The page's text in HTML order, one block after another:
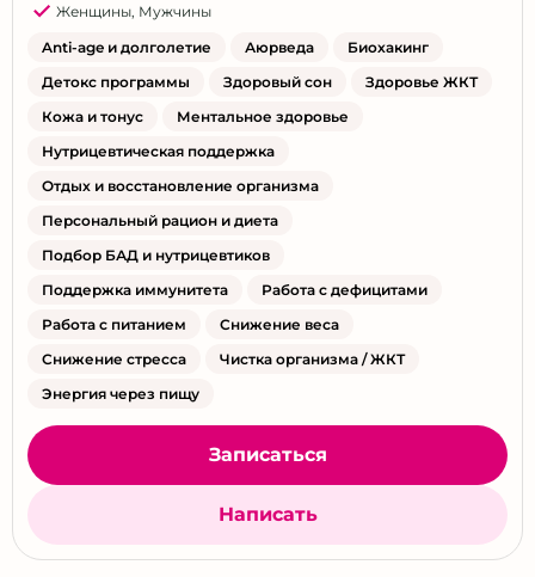
Женщины, Мужчины
Anti-age и долголетие Аюрведа
Биохакинг
Детокс программы
Здоровый сон
Здоровье ЖКТ
Кожа и тонус
Ментальное здоровье
Нутрицевтическая поддержка
Отдых и восстановление организма
Персональный рацион и диета
Подбор БАД и нутрицевтиков
Поддержка иммунитета
Работа с дефицитами
Работа с питанием
Снижение веса
Снижение стресса
Чистка организма / ЖКТ
Энергия через пищу
Записаться
Написать